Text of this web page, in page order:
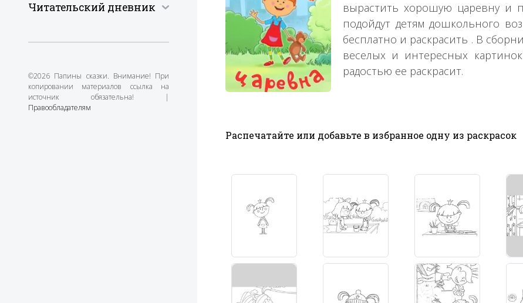
Читательский дневник
©2026 Папины сказки. Внимание! При
копировании материалов ссылка на
источник обязательна! |
Правообладателям
вырастить хорошую царевну и
подойдут детям дошкольного
бесплатно и раскрасить . В
веселых и интересных
радостью ее раскрасит.
Распечатайте или добавьте в избранное одну из раскрасок